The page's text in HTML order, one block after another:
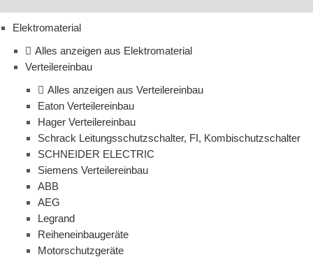
Elektromaterial
Alles anzeigen aus Elektromaterial
Verteilereinbau
Alles anzeigen aus Verteilereinbau
Eaton Verteilereinbau
Hager Verteilereinbau
Schrack Leitungsschutzschalter, FI, Kombischutzschalter
SCHNEIDER ELECTRIC
Siemens Verteilereinbau
ABB
AEG
Legrand
Reiheneinbaugeräte
Motorschutzgeräte